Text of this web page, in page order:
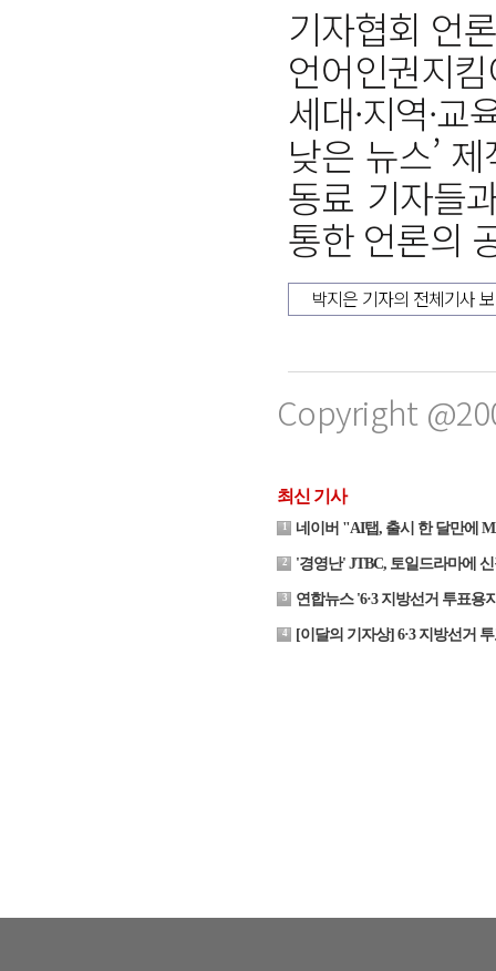
기자협회 언
언어인권지
세대·지역·
낮은 뉴스’
동료 기자들
통한 언론의
박지은 기자의 전체기사
Copyright